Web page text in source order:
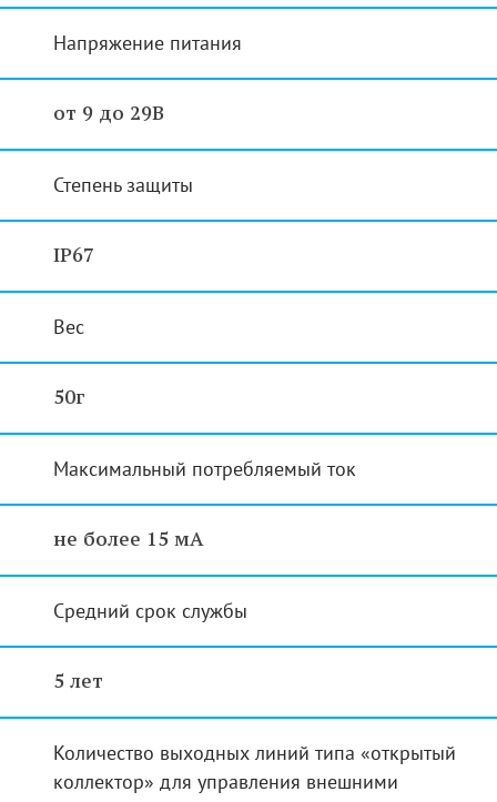
Напряжение питания
от 9 до 29В
Степень защиты
IP67
Вес
50г
Максимальный потребляемый ток
не более 15 мА
Средний срок службы
5 лет
Количество выходных линий типа «открытый
коллектор» для управления внешними